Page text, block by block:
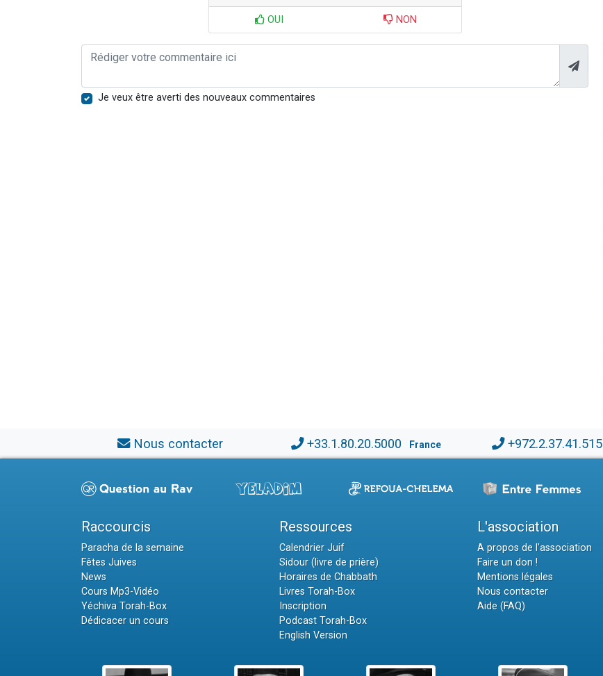
OUI NON
Je veux être averti des nouveaux commentaires
Nous contacter +33.1.80.20.5000 France +972.2.37.41.515
Raccourcis
Paracha de la semaine
Fêtes Juives
News
Cours Mp3-Vidéo
Yéchiva Torah-Box
Dédicacer un cours
Ressources
Calendrier Juif
Sidour (livre de prière)
Horaires de Chabbath
Livres Torah-Box
Inscription
Podcast Torah-Box
English Version
L'association
A propos de l'association
Faire un don !
Mentions légales
Nous contacter
Aide (FAQ)